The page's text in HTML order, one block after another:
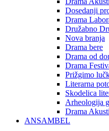
Dosedanji
Drama
Družabno
Nova branja
Drama bere
Drama od
Drama
Prižgimo
Literarna
Skodelica
Arheologija
Drama
ANSAMBEL